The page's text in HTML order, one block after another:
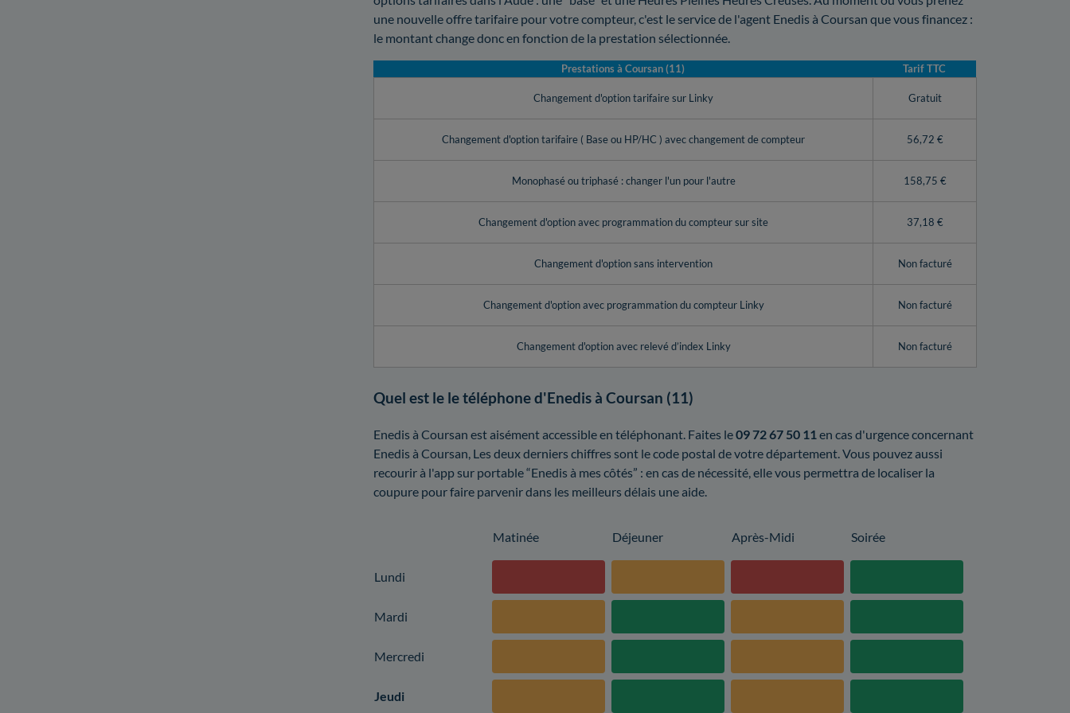
une nouvelle offre tarifaire pour votre compteur, c'est le service de l'agent Enedis à Coursan que vous financez :
le montant change donc en fonction de la prestation sélectionnée.
Prestations à Coursan (11) Tarif TTC
Changement d'option tarifaire sur Linky Gratuit
Changement d'option tarifaire ( Base ou HP/HC ) avec changement de compteur 56,72 €
Monophasé ou triphasé : changer l'un pour l'autre 158,75 €
Changement d'option avec programmation du compteur sur site 37,18 €
Changement d'option sans intervention Non facturé
Changement d'option avec programmation du compteur Linky Non facturé
Changement d'option avec relevé d’index Linky Non facturé
Quel est le le téléphone d'Enedis à Coursan (11)
Enedis à Coursan est aisément accessible en téléphonant. Faites le09 72 67 50 11 en cas d'urgence concernant
Enedis à Coursan, Les deux derniers chiffres sont le code postal de votre département. Vous pouvez aussi
recourir à l'app sur portable “Enedis à mes côtés” : en cas de nécessité, elle vous permettra de localiser la
coupure pour faire parvenir dans les meilleurs délais une aide.
Matinée Déjeuner Après-Midi Soirée
Lundi
Mardi
Mercredi
Jeudi